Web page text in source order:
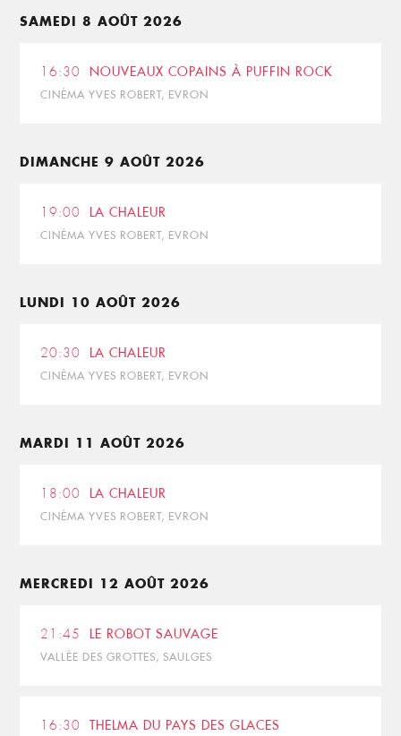
SAMEDI 8 AOÛT 2026
16:30 NOUVEAUX COPAINS À PUFFIN ROCK
CINÉMA YVES ROBERT, EVRON
DIMANCHE 9 AOÛT 2026
19:00 LA CHALEUR
CINÉMA YVES ROBERT, EVRON
LUNDI 10 AOÛT 2026
20:30 LA CHALEUR
CINÉMA YVES ROBERT, EVRON
MARDI 11 AOÛT 2026
18:00 LA CHALEUR
CINÉMA YVES ROBERT, EVRON
MERCREDI 12 AOÛT 2026
21:45 LE ROBOT SAUVAGE
VALLÉE DES GROTTES, SAULGES
16:30 THELMA DU PAYS DES GLACES